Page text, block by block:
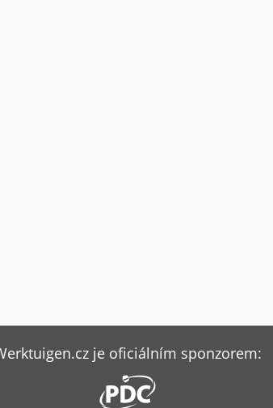
je oficiálním sponzorem: